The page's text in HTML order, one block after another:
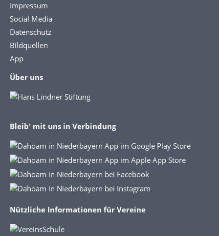
Impressum
Social Media
Datenschutz
Bildquellen
App
Über uns
Bleib' mit uns in Verbindung
Nützliche Informationen für Vereine